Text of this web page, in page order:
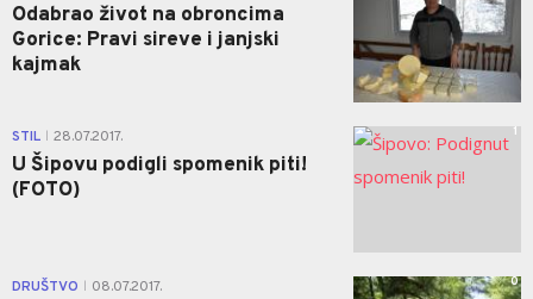
Odabrao život na obroncima
Gorice: Pravi sireve i janjski
kajmak
STIL 28.07.2017.
U Šipovu podigli spomenik piti!
(FOTO)
1
DRUŠTVO 08.07.2017. 0